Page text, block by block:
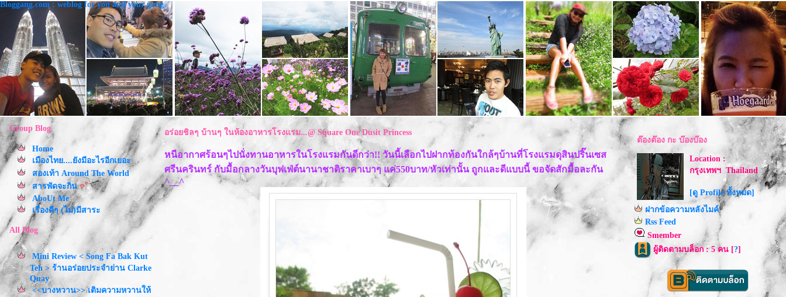
Bloggang.com : weblog for you and your gang
Group Blog
Home
เมืองไทย....ยังมีอะไรอีกเยอะ
สองเท้า Around The World
สารพัดจะกิน
AboUt Me
เรื่องดีๆ (ไม่)มีสาระ
All Blog
Mini Review < Song Fa Bak Kut
Teh > ร้านอร่อยประจำย่าน Clarke
Quay
<<บางหวาน>> เติมความหวานให้
อร่อยชิลๆ บ้านๆ ในห้องอาหารโรงแรม...@ Square One Dusit Princess
หนีอากาศร้อนๆไปนั่งทานอาหารในโรงแรมกันดีกว่า!! วันนี้เลือกไปฝากท้องกันใกล้ๆบ้านที่โรงแรมดุสินปริ๊นเซส
ศรีนครินทร์ กับมื้อกลางวันบุฟเฟ่ต์นานาชาติราคาเบาๆ แค่550บาท/หัวเท่านั้น ถูกและดีแบบนี้ ขอจัดสักมื้อละกัน
^__^
ต๊องต๊อง กะ บ๊องบ๊อง
Location :
กรุงเทพฯ Thailand
[ดู Profile ทั้งหมด]
ฝากข้อความหลังไมค์
Rss Feed
Smember
ผู้ติดตามบล็อก : 5 คน [?]